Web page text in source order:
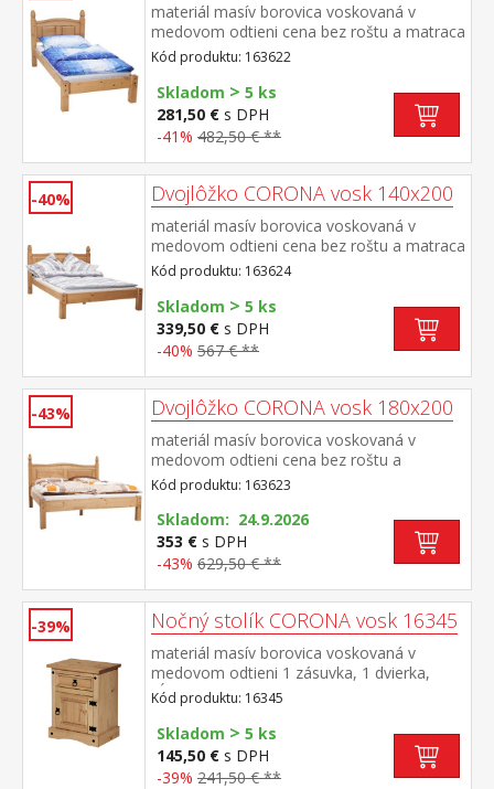
materiál masív borovica voskovaná v
medovom odtieni cena bez roštu a matraca
odporúčaný rozmer matraca 90 × 200 cm a
rošt R1 toto lôžko NEMOŽNO kombinovať
s lamelovým roštom 7154 alebo
7861súčasť zostavy Corona
Kód produktu: 163622
Skladom > 5 ks
281,50 € s DPH
-41% 482,50 € **
-40% Dvojlôžko CORONA vosk 140x200
materiál masív borovica voskovaná v
medovom odtieni cena bez roštu a matraca
odporúčaný rozmer matraca 140 × 200 cm
a rošt R4 súčasť zostavy Corona
Kód produktu: 163624
Skladom > 5 ks
339,50 € s DPH
-40% 567 € **
-43% Dvojlôžko CORONA vosk 180x200
materiál masív borovica voskovaná v
medovom odtieni cena bez roštu a
matraca odporúčaný rozmer matraca 180 ×
200 cm alebo 2 kusy 90 × 200 cm a rošt R4
alebo 2 kusy R1 súčasť zostavy Corona
Kód produktu: 163623
Skladom: 24.9.2026
353 € s DPH
-43% 629,50 € **
-39% Nočný stolík CORONA vosk 16345
materiál masív borovica voskovaná v
medovom odtieni 1 zásuvka, 1 dvierka,
hĺbka zásuvky 30 cm, kovové ozdobné
úchytky možnosť montáže pántov na ľavú
aj pravú stranu súčasť zostavy Corona
Kód produktu: 16345
Skladom > 5 ks
145,50 € s DPH
-39% 241,50 € **